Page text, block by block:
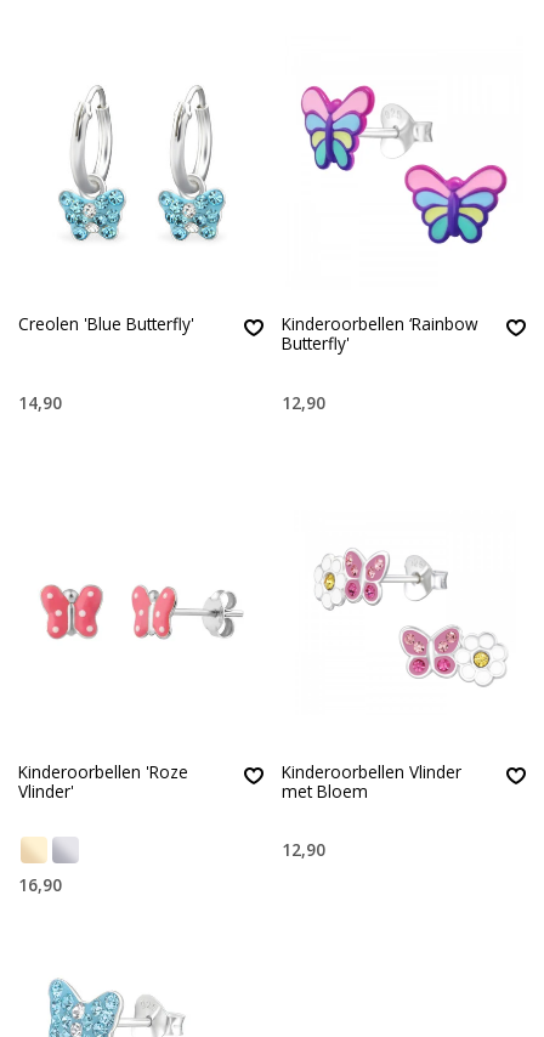
Creolen 'Blue Butterfly'
14,90
Kinderoorbellen ‘Rainbow
Butterfly'
12,90
Kinderoorbellen 'Roze
Vlinder'
16,90
Kinderoorbellen Vlinder
met Bloem
12,90